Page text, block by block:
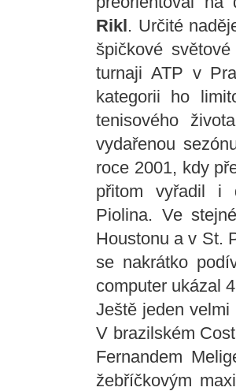
Rikl. Určité
špičkové
turnaji ATP v
kategorii ho
tenisového
vydařenou
roce 2001, kdy
přitom vyřadil i
Piolina. Ve
Houstonu a v St.
se nakrátko
computer ukázal
Ještě jeden
V brazilském
Fernandem
žebříčkovým